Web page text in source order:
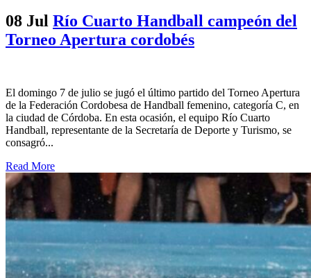
08 Jul Río Cuarto Handball campeón del
Torneo Apertura cordobés
El domingo 7 de julio se jugó el último partido del Torneo Apertura
de la Federación Cordobesa de Handball femenino, categoría C, en
la ciudad de Córdoba. En esta ocasión, el equipo Río Cuarto
Handball, representante de la Secretaría de Deporte y Turismo, se
consagró...
Read More